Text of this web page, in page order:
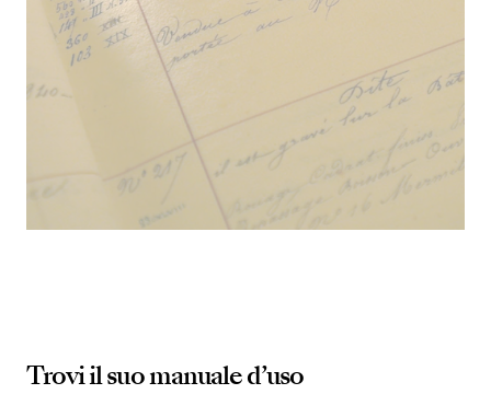
Trovi il suo manuale d’uso